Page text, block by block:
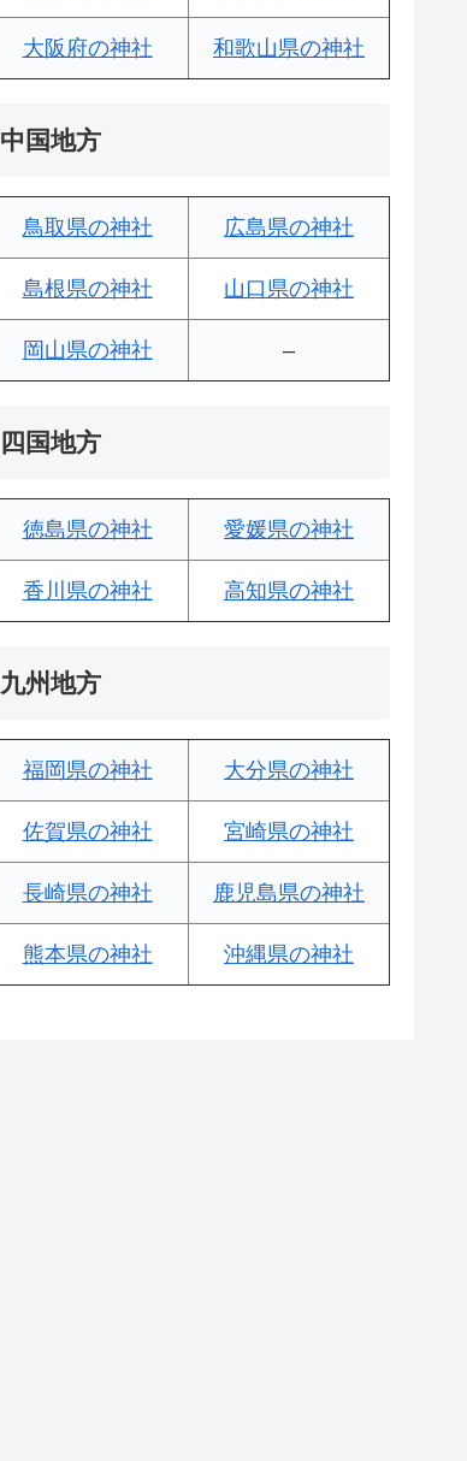
大阪府の神社 和歌山県の神社
中国地方
鳥取県の神社 広島県の神社
島根県の神社 山口県の神社
岡山県の神社 –
四国地方
徳島県の神社 愛媛県の神社
香川県の神社 高知県の神社
九州地方
福岡県の神社 大分県の神社
佐賀県の神社 宮崎県の神社
長崎県の神社 鹿児島県の神社
熊本県の神社 沖縄県の神社